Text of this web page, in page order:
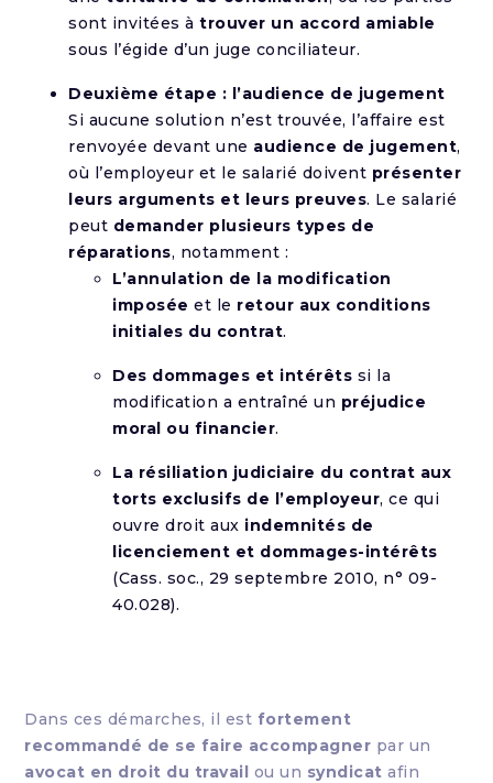
sont invitées àtrouver un accord amiable
sous l’égide d’un juge conciliateur.
Deuxième étape : l’audience de jugement
Si aucune solution n’est trouvée, l’affaire est
renvoyée devant une audience de jugement,
où l’employeur et le salarié doivent présenter
leurs arguments et leurs preuves. Le salarié
peut demander plusieurs types de
réparations, notamment :
L’annulation de la modification
imposée et le retour aux conditions
initiales du contrat.
Des dommages et intérêts si la
modification a entraîné un préjudice
moral ou financier.
La résiliation judiciaire du contrat aux
torts exclusifs de l’employeur, ce qui
ouvre droit aux indemnités de
licenciement et dommages-intérêts
(Cass. soc., 29 septembre 2010, n° 09-
40.028).
Dans ces démarches, il est fortement
recommandé de se faire accompagner par un
avocat en droit du travail ou un syndicat afin